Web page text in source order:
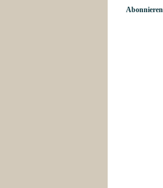
Abonnieren